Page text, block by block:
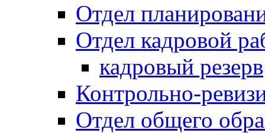
Отдел
Отдел кадровой
кадровый резерв
Контрольно-
Отдел общего